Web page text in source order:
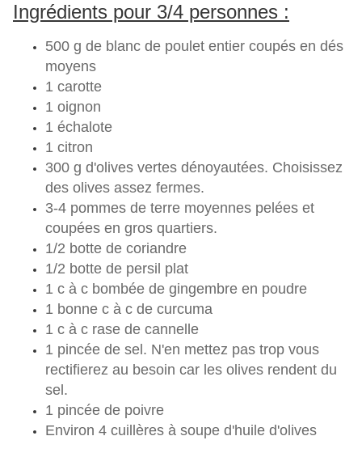
Ingrédients pour 3/4 personnes :
500 g de blanc de poulet entier coupés en dés
moyens
1 carotte
1 oignon
1 échalote
1 citron
300 g d'olives vertes dénoyautées. Choisissez
des olives assez fermes.
3-4 pommes de terre moyennes pelées et
coupées en gros quartiers.
1/2 botte de coriandre
1/2 botte de persil plat
1 c à c bombée de gingembre en poudre
1 bonne c à c de curcuma
1 c à c rase de cannelle
1 pincée de sel. N'en mettez pas trop vous
rectifierez au besoin car les olives rendent du
sel.
1 pincée de poivre
Environ 4 cuillères à soupe d'huile d'olives